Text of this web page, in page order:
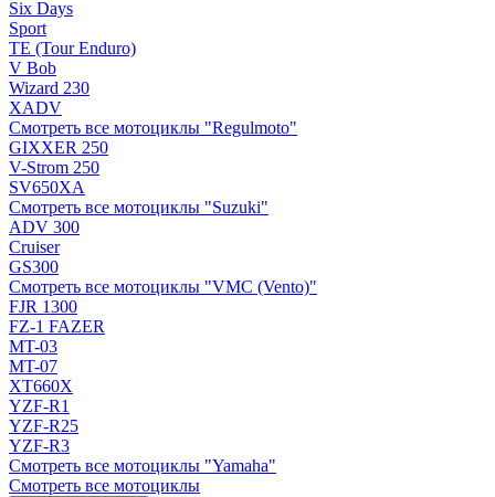
Six Days
Sport
TE (Tour Enduro)
V Bob
Wizard 230
XADV
Смотреть все мотоциклы "Regulmoto"
GIXXER 250
V-Strom 250
SV650XA
Смотреть все мотоциклы "Suzuki"
ADV 300
Cruiser
GS300
Смотреть все мотоциклы "VMC (Vento)"
FJR 1300
FZ-1 FAZER
MT-03
MT-07
XT660X
YZF-R1
YZF-R25
YZF-R3
Смотреть все мотоциклы "Yamaha"
Смотреть все мотоциклы